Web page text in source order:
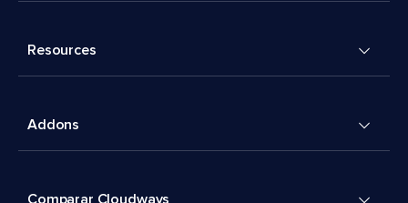
Resources
Addons
Comparar Cloudways